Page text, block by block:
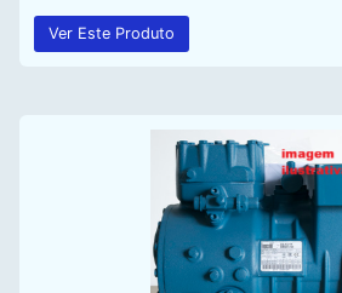
Ver Este Produto